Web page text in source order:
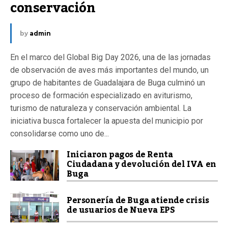
conservación
by admin
En el marco del Global Big Day 2026, una de las jornadas
de observación de aves más importantes del mundo, un
grupo de habitantes de Guadalajara de Buga culminó un
proceso de formación especializado en aviturismo,
turismo de naturaleza y conservación ambiental. La
iniciativa busca fortalecer la apuesta del municipio por
consolidarse como uno de...
Iniciaron pagos de Renta
Ciudadana y devolución del IVA en
Buga
Personería de Buga atiende crisis
de usuarios de Nueva EPS